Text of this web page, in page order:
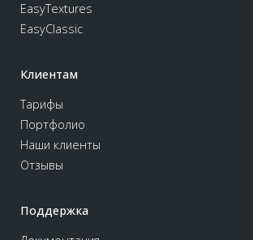
EasyTextures
EasyClassic
Клиентам
Тарифы
Портфолио
Наши клиенты
Отзывы
Поддержка